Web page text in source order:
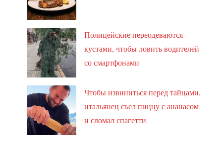
Полицейские переодеваются
кустами, чтобы ловить водителей
со смартфонами
Чтобы извиниться перед тайцами,
итальянец съел пиццу с ананасом
и сломал спагетти